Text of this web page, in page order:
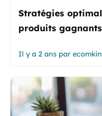
Stratégies
produits
Il y a 2 ans par